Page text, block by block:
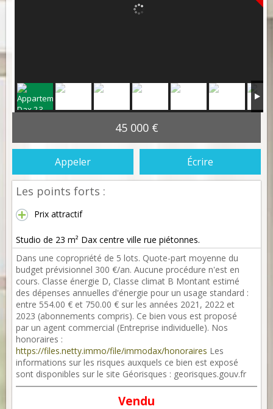
45 000 €
Appeler Écrire
Les points forts :
Prix attractif
Studio de 23 m² Dax centre ville rue piétonnes.
Dans une copropriété de 5 lots. Quote-part moyenne du
budget prévisionnel 300 €/an. Aucune procédure n'est en
cours. Classe énergie D, Classe climat B Montant estimé
des dépenses annuelles d'énergie pour un usage standard :
entre 554.00 € et 750.00 € sur les années 2021, 2022 et
2023 (abonnements compris). Ce bien vous est proposé
par un agent commercial (Entreprise individuelle). Nos
honoraires :
https://files.netty.immo/file/immodax/honoraires Les
informations sur les risques auxquels ce bien est exposé
sont disponibles sur le site Géorisques : georisques.gouv.fr
Vendu